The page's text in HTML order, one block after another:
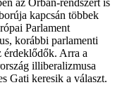
kapcsán többek
Parlament
korábbi parlamenti
érdeklődők. Arra a
illiberalizmusa
Gati keresik a választ.